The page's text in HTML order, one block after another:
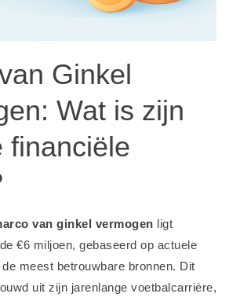
Ginkel
Wat is zijn
financiële
van ginkel vermogen ligt
€6 miljoen, gebaseerd op actuele
meest betrouwbare bronnen. Dit
uit zijn jarenlange voetbalcarrière,